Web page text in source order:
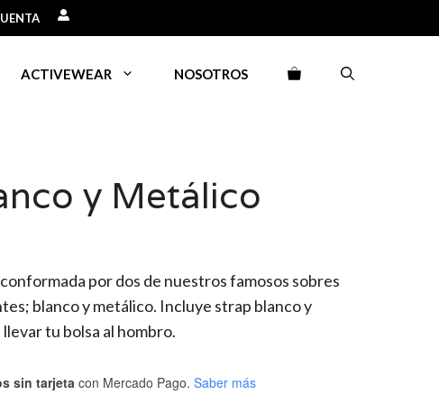
ACTIVEWEAR NOSOTROS
y Metálico
por dos de nuestros famosos sobres
blanco y metálico. Incluye strap blanco y
tu bolsa al hombro.
sin tarjeta con Mercado Pago. Saber más